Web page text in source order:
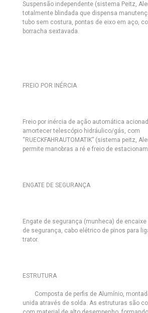
Suspensão independente (sistema Peitz,
totalmente blindada que dispensa
tubo sem costura, pontas de eixo em aço,
borracha sextavada.
FREIO POR INÉRCIA
Freio por inércia de ação automática
amortecer telescópio hidráulico/gás, com
“RUECKFAHRAUTOMATIK” (sistema peitz,
permite manobras a ré e freio de
ENGATE DE SEGURANÇA
Engate de segurança (munheca) de
de segurança, cabo elétrico de pinos para
trator.
ESTRUTURA
Composta de perfis de Alumínio,
unida através de solda. As estruturas são